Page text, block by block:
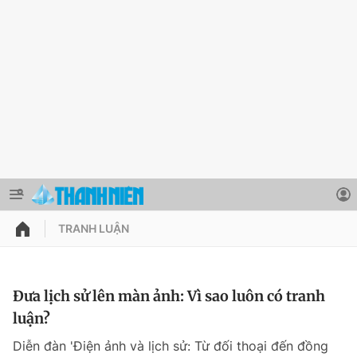
QUẢNG CÁO
Thông tin tài khoản
Đổi mật khẩu
TRANH LUẬN
Đưa lịch sử lên màn ảnh: Vì sao luôn có tranh
luận?
Diễn đàn 'Điện ảnh và lịch sử: Từ đối thoại đến đồng